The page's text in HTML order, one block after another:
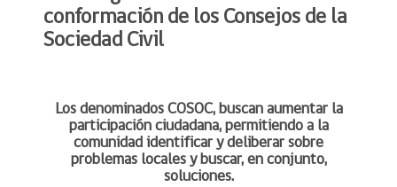
conformación de los Consejos de la
Sociedad Civil
Los denominados COSOC, buscan aumentar la
participación ciudadana, permitiendo a la
comunidad identificar y deliberar sobre
problemas locales y buscar, en conjunto,
soluciones.